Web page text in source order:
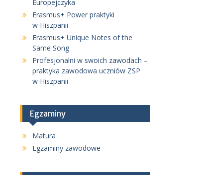
Europejczyka
Erasmus+ Power praktyki
w Hiszpanii
Erasmus+ Unique Notes of the
Same Song
Profesjonalni w swoich zawodach –
praktyka zawodowa uczniów ZSP
w Hiszpanii
Egzaminy
Matura
Egzaminy zawodowe